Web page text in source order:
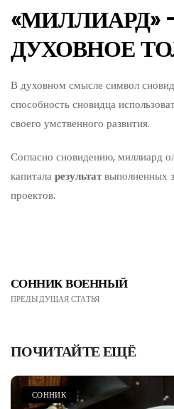
«МИЛЛИАРД»
ДУХОВНОЕ
В духовном смысле символ
способность сновидца
своего умственного развития.
Согласно сновидению, миллиард
капиталарезультатвыполненных
проектов.
СОННИК ВОЕННЫЙ
ПРЕДЫДУЩАЯ СТАТЬЯ
ПОЧИТАЙТЕ ЕЩЁ
СОННИК